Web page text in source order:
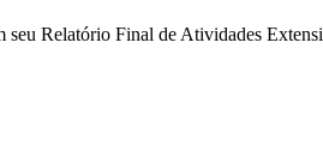
seu Relatório Final de Atividades